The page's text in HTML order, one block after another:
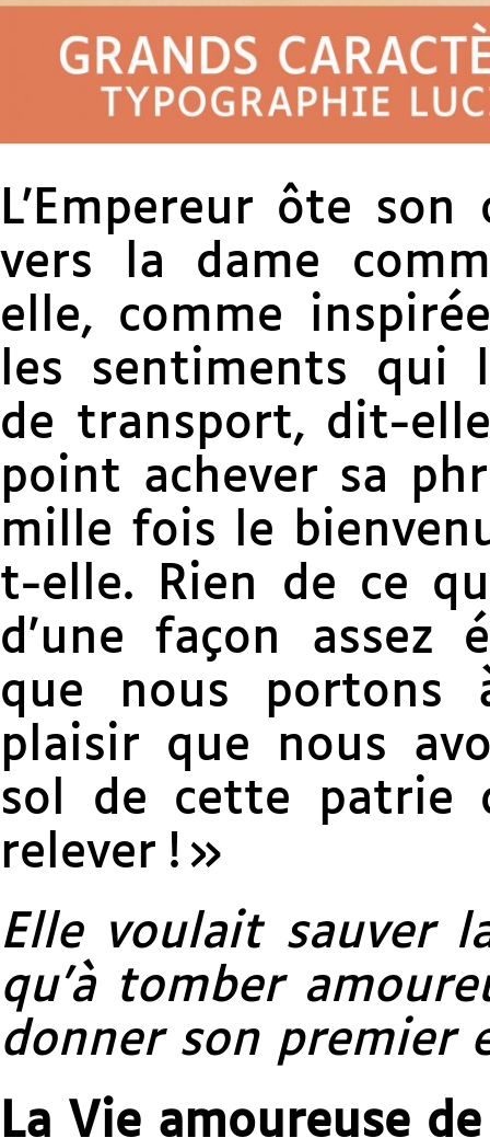
L’Empereur ôte
vers la dame
elle, comme
les sentiments qui
de transport, dit-
point achever sa
mille fois le
t-elle. Rien de ce
d’une façon assez
que nous portons
plaisir que nous
sol de cette patrie
relever ! »
Elle voulait sauver
qu’à tomber
donner son premier
La Vie amoureuse